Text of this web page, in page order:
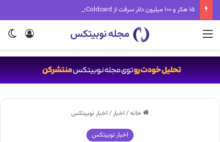
ورود منو
خانه/ اخبار/ اخبار نوبیتکس
اخبار نوبیتکس